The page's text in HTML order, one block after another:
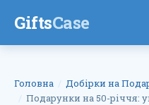
GiftsCase
Головна
Добірки на
Подарунки на 50-річчя: